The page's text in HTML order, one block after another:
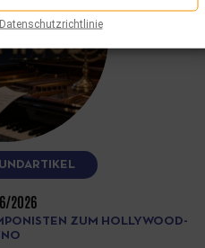
2026
ZUM HOLLYWOOD-